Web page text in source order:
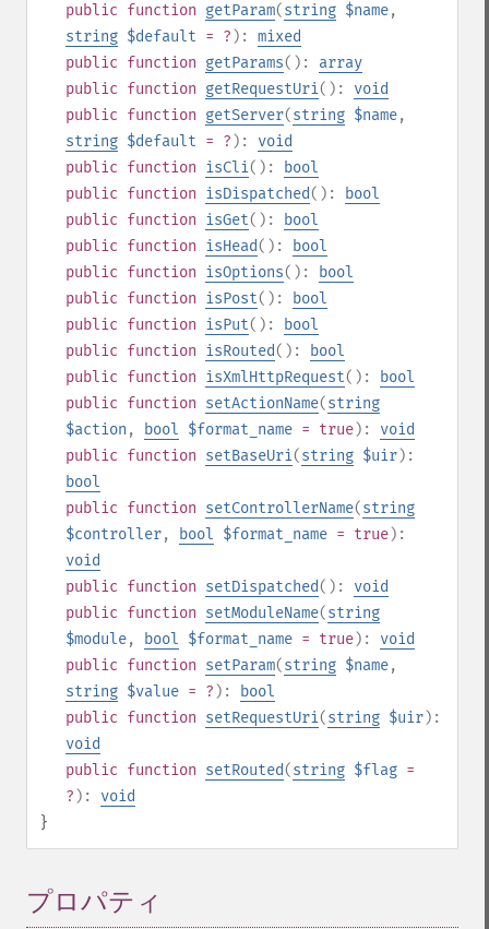
public function getParam(string $name,
string $default = ? ): mixed
public function getParams(): array
public function getRequestUri(): void
public function getServer(string $name,
string $default = ? ): void
public function isCli():
bool
public function isDispatched():
bool
public function isGet():
bool
public function isHead():
bool
public function isOptions():
bool
public function isPost():
bool
public function isPut():
bool
public function isRouted():
bool
public function isXmlHttpRequest():
bool
public function setActionName(string
$action , bool $format_name = true): void
public function setBaseUri(string $uir):
bool
public function setControllerName(string
$controller, bool $format_name = true):
void
public function setDispatched(): void
public function setModuleName(string
$module, bool $format_name = true): void
public function setParam(string $name,
string $value = ? ):
bool
public function setRequestUri(string $uir):
void
public function setRouted(string $flag =
? ): void
}
プロパティ